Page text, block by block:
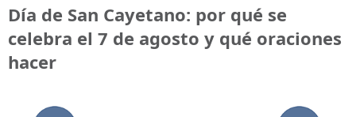
Día de San Cayetano: por qué se
celebra el 7 de agosto y qué oraciones
hacer